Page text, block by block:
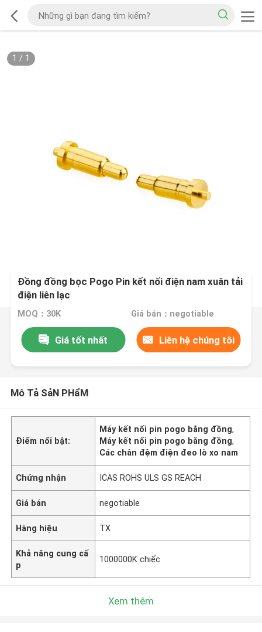
1 / 1
Đồng đồng bọc Pogo Pin kết nối điện nam xuân tải
điện liên lạc
MOQ：30K Giá bán：negotiable
Giá tốt nhất Liên hệ chúng tôi
Mô Tả SảN PHẩM
Điểm nổi bật:
Máy kết nối pin pogo bằng đồng,
Máy kết nối pin pogo bằng đồng,
Các chân đệm điện đeo lò xo nam
Chứng nhận ICAS ROHS ULS GS REACH
Giá bán negotiable
Hàng hiệu TX
Khả năng cung cấ
p
1000000K chiếc
Xem thêm